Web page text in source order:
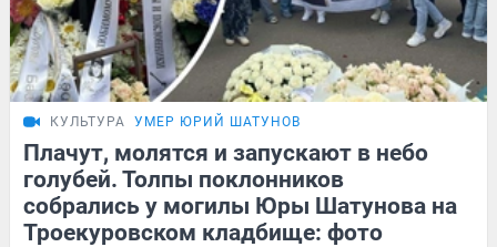
КУЛЬТУРА УМЕР ЮРИЙ ШАТУНОВ
Плачут, молятся и запускают в небо
голубей. Толпы поклонников
собрались у могилы Юры Шатунова на
Троекуровском кладбище: фото